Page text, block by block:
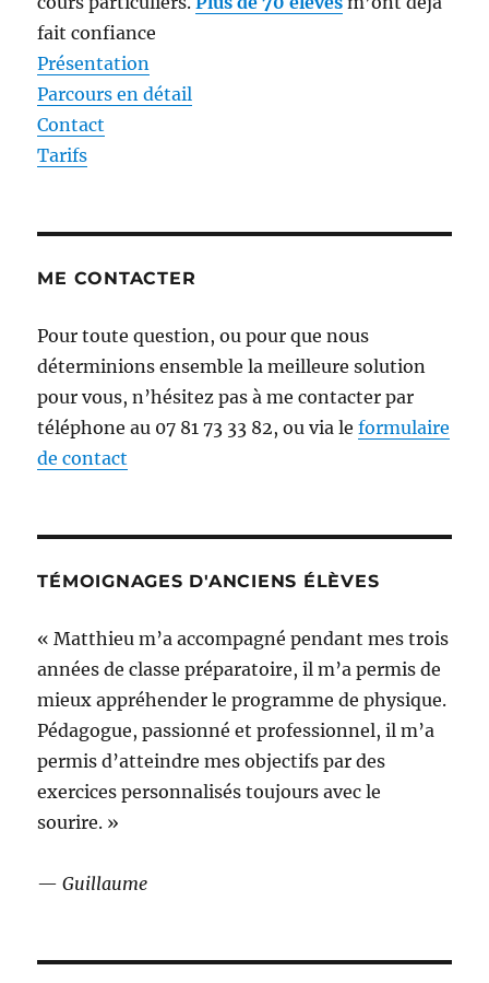
fait confiance
Présentation
Parcours en détail
Contact
Tarifs
ME CONTACTER
Pour toute question, ou pour que nous
déterminions ensemble la meilleure solution
pour vous, n’hésitez pas à me contacter par
téléphone au 07 81 73 33 82, ou via leformulaire
de contact
TÉMOIGNAGES D'ANCIENS ÉLÈVES
« Matthieu m’a accompagné pendant mes trois
années de classe préparatoire, il m’a permis de
mieux appréhender le programme de physique.
Pédagogue, passionné et professionnel, il m’a
permis d’atteindre mes objectifs par des
exercices personnalisés toujours avec le
sourire. »
—Guillaume